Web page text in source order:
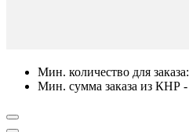
Мин. количество для заказа:
Мин. сумма заказа из КНР -